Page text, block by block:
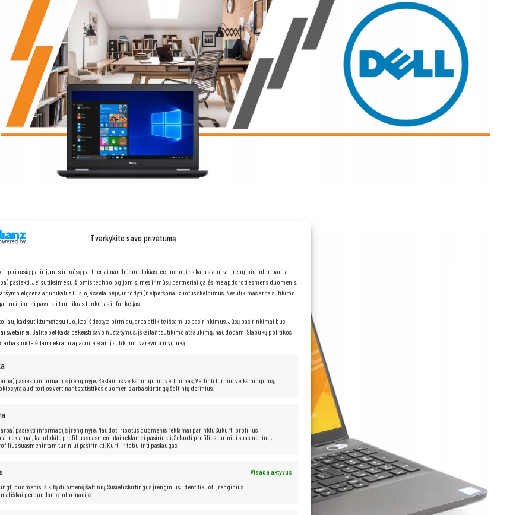
Tvarkykite savo privatumą
geriausią patirtį, mes ir mūsų partneriai naudojame tokias technologijas kaip slapukai įrenginio informacijai
pasiekti. Jei sutiksime su šiomis technologijomis, mes ir mūsų partneriai galėsime apdoroti asmens duomenis,
elgsena ar unikalūs ID šioje svetainėje, ir rodyti (ne)personalizuotus skelbimus. Nesutikimas arba sutikimo
neigiamai paveikti tam tikras funkcijas ir funkcijas.
kad sutiktumėte su tuo, kas išdėstyta pirmiau, arba atlikite išsamius pasirinkimus. Jūsų pasirinkimai bus
svetainei. Galite bet kada pakeisti savo nustatymus, įskaitant sutikimo atšaukimą, naudodami Slapukų politikos
spustelėdami ekrano apačioje esantį sutikimo tvarkymo mygtuką.
pasiekti informaciją įrenginyje, Reklamos veiksmingumo vertinimas, Vertinti turinio veiksmingumą,
yra auditorijos vertinant statistikos duomenis arba skirtingų šaltinių derinius.
pasiekti informaciją įrenginyje, Naudoti ribotus duomenis reklamai parinkti, Sukurti profilius
reklamai, Naudokite profilius suasmenintai reklamai pasirinkti, Sukurti profilius turiniui suasmeninti,
suasmenintam turiniui pasirinkti, Kurti ir tobulinti paslaugas.
Visada aktyvus
duomenis iš kitų duomenų šaltinių, Susieti skirtingus įrenginius, Identifikuoti įrenginius
perduodamą informaciją.